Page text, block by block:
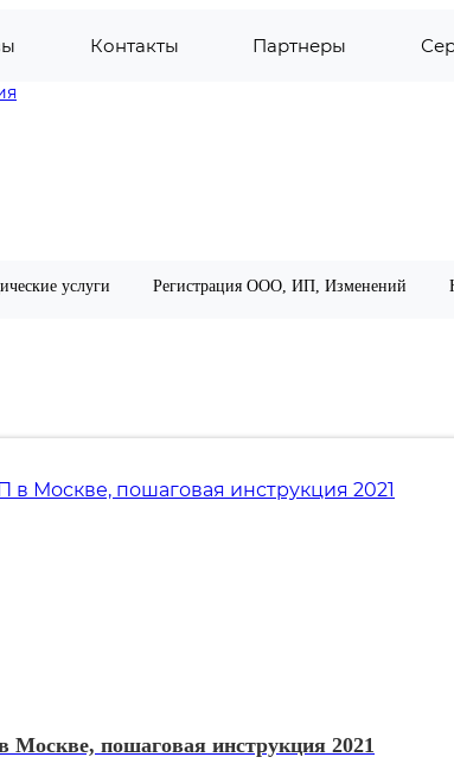
Контакты Партнеры
услуги Регистрация ООО, ИП, Изменений
при покупке квартиры
уплаты налогов и страховых
в налоговую инспекцию и ФСС
Москве, пошаговая инструкция 2021